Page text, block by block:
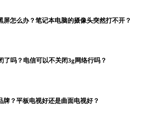
屏怎么办？笔记本电脑的摄像头突然打不开？
了吗？电信可以不关闭3g网络行吗？
牌？平板电视好还是曲面电视好？